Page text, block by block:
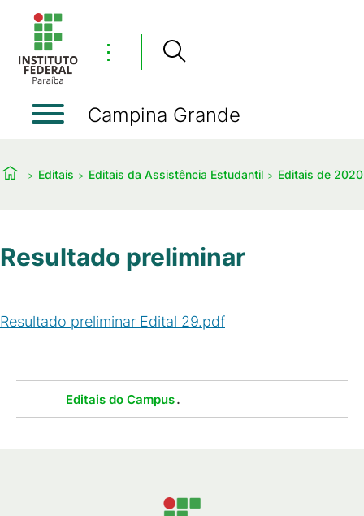
⋮
Campina Grande
Editais Editais da Assistência Estudantil Editais de 2020
Resultado preliminar
Resultado preliminar Edital 29.pdf
Editais do Campus.